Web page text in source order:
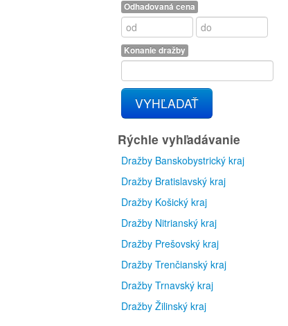
Odhadovaná cena
Konanie dražby
VYHĽADAŤ
Rýchle vyhľadávanie
Dražby Banskobystrický kraj
Dražby Bratislavský kraj
Dražby Košický kraj
Dražby Nitrianský kraj
Dražby Prešovský kraj
Dražby Trenčianský kraj
Dražby Trnavský kraj
Dražby Žilinský kraj